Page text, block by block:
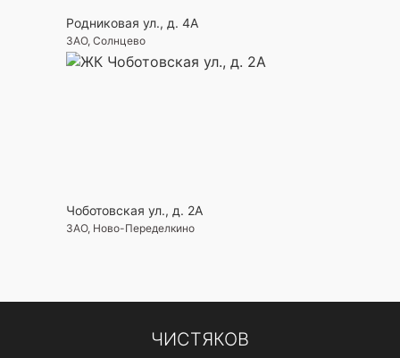
Родниковая ул., д. 4А
ЗАО, Солнцево
Чоботовская ул., д. 2А
ЗАО, Ново-Переделкино
ЧИСТЯКОВ